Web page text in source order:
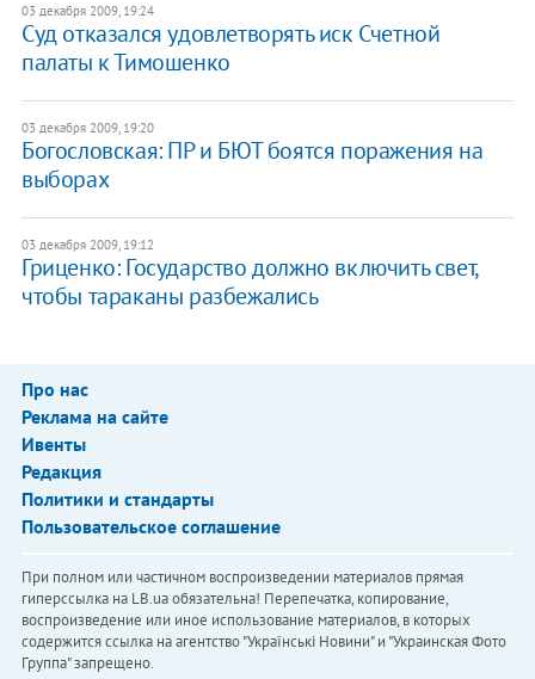
03 декабря 2009, 19:24
Суд отказался удовлетворять иск Счетной
палаты к Тимошенко
03 декабря 2009, 19:20
Богословская: ПР и БЮТ боятся поражения на
выборах
03 декабря 2009, 19:12
Гриценко: Государство должно включить свет,
чтобы тараканы разбежались
Про нас
Реклама на сайте
Ивенты
Редакция
Политики и стандарты
Пользовательское соглашение
При полном или частичном воспроизведении материалов прямая
гиперссылка на LB.ua обязательна! Перепечатка, копирование,
воспроизведение или иное использование материалов, в которых
содержится ссылка на агентство "Українськi Новини" и "Украинская Фото
Группа" запрещено.